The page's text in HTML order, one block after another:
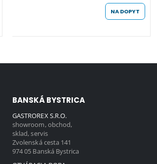
NA DOPYT
BANSKÁ BYSTRICA
GASTROREX S.R.O.
showroom, obchod,
sklad, servis
Zvolenská cesta 141
974 05 Banská Bystrica